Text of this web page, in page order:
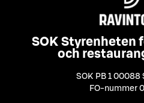
SOK Styrenheten
och
SOK PB 1 00088
FO-nummer